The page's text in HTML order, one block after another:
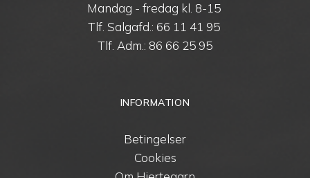
Mandag - fredag kl. 8-15
Tlf. Salgafd.: 66 11 41 95
Tlf. Adm.: 86 66 25 95
INFORMATION
Betingelser
Cookies